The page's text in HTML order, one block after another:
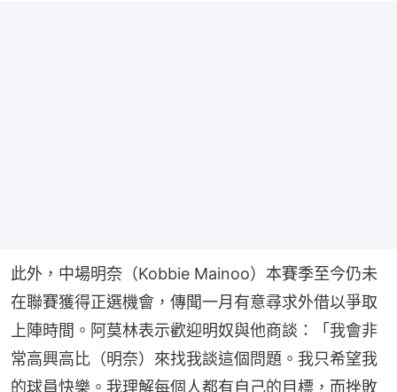
此外，中場明奈（Kobbie Mainoo）本賽季至今仍未
在聯賽獲得正選機會，傳聞一月有意尋求外借以爭取
上陣時間。阿莫林表示歡迎明奴與他商談：「我會非
常高興高比（明奈）來找我談這個問題。我只希望我
的球員快樂。我理解每個人都有自己的目標，而挫敗